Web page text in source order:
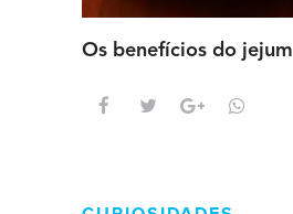
Os benefícios do jejum